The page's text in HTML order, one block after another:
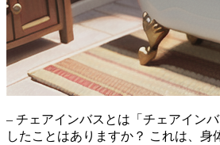
– チェアインバスとは 「チェアインバ
したことはありますか？ これは、身